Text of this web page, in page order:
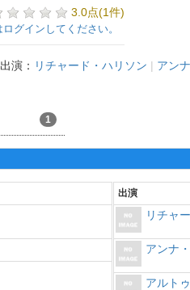
3.0点(1件)
グインしてください。
出演： リチャード・ハリソン | アン
1
出演
リチャ
アンナ
アルト